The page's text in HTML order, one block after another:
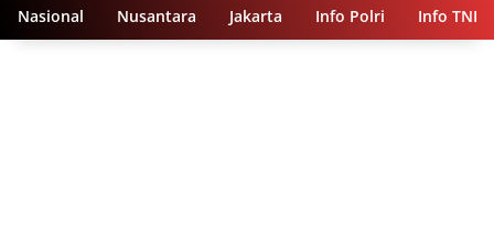
Nasional Nusantara Jakarta Info Polri Info TNI